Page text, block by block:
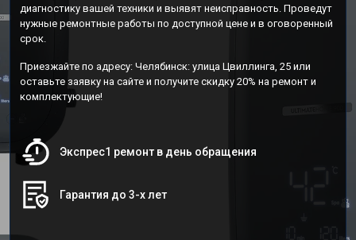
диагностику вашей техники и выявят неисправность. Проведут
нужные ремонтные работы по доступной цене и в оговоренный
срок.
Приезжайте по адресу: Челябинск: улица Цвиллинга, 25 или
оставьте заявку на сайте и получите скидку 20% на ремонт и
комплектующие!
Экспрес1 ремонт в день обращения
Гарантия до 3-х лет